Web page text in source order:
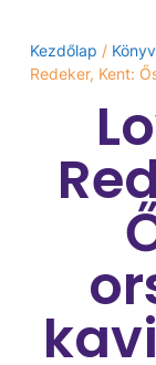
Kezdőlap /
Redeker, Kent: